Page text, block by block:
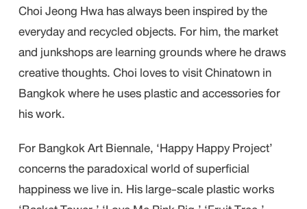
​Choi Jeong Hwa has always been inspired by the
everyday and recycled objects. For him, the market
and junkshops are learning grounds where he draws
creative thoughts. Choi loves to visit Chinatown in
Bangkok where he uses plastic and accessories for
his work.
For Bangkok Art Biennale, ‘Happy Happy Project’
concerns the paradoxical world of superficial
happiness we live in. His large-scale plastic works